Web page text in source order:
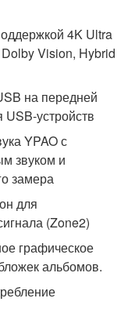
4K Ultra
Vision, Hybrid
на передней
устройств
YPAO с
звуком и
замера
для
(Zone2)
графическое
альбомов.